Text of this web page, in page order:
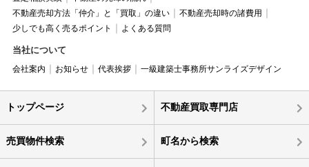
不動産売却方法「仲介」と「買取」の違い
不動産売却時の諸費用
少しでも高く売るポイント
よくある質問
当社について
会社案内 お知らせ 代表挨拶 一級建築士事務所サンライズデザイン
トップページ 不動産買取専門店
売買物件検索 町名から検索